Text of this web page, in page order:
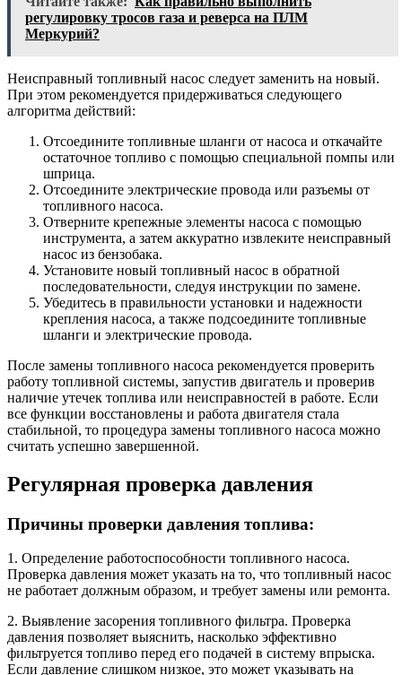
регулировку тросов газа и реверса на ПЛМ
Меркурий?
Неисправный топливный насос следует заменить на новый.
При этом рекомендуется придерживаться следующего
алгоритма действий:
Отсоедините топливные шланги от насоса и откачайте
остаточное топливо с помощью специальной помпы или
шприца.
Отсоедините электрические провода или разъемы от
топливного насоса.
Отверните крепежные элементы насоса с помощью
инструмента, а затем аккуратно извлеките неисправный
насос из бензобака.
Установите новый топливный насос в обратной
последовательности, следуя инструкции по замене.
Убедитесь в правильности установки и надежности
крепления насоса, а также подсоедините топливные
шланги и электрические провода.
После замены топливного насоса рекомендуется проверить
работу топливной системы, запустив двигатель и проверив
наличие утечек топлива или неисправностей в работе. Если
все функции восстановлены и работа двигателя стала
стабильной, то процедура замены топливного насоса можно
считать успешно завершенной.
Регулярная проверка давления
Причины проверки давления топлива:
1. Определение работоспособности топливного насоса.
Проверка давления может указать на то, что топливный насос
не работает должным образом, и требует замены или ремонта.
2. Выявление засорения топливного фильтра. Проверка
давления позволяет выяснить, насколько эффективно
фильтруется топливо перед его подачей в систему впрыска.
Если давление слишком низкое, это может указывать на